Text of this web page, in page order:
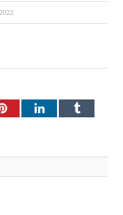
PinterestLinkedInTumblr